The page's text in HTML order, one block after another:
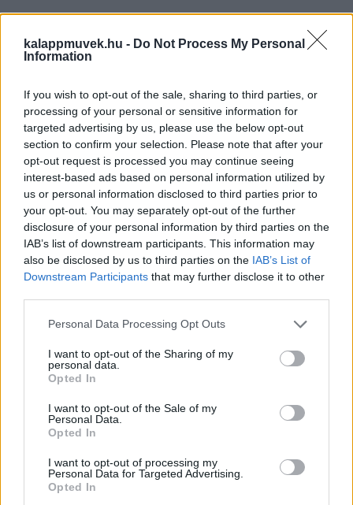
kalappmuvek.hu - Do Not Process My Personal
Information
If you wish to opt-out of the sale, sharing to third parties, or
processing of your personal or sensitive information for
targeted advertising by us, please use the below opt-out
section to confirm your selection. Please note that after your
opt-out request is processed you may continue seeing
interest-based ads based on personal information utilized by
us or personal information disclosed to third parties prior to
your opt-out. You may separately opt-out of the further
disclosure of your personal information by third parties on the
IAB’s list of downstream participants. This information may
also be disclosed by us to third parties on the IAB’s List of
Downstream Participants that may further disclose it to other
Personal Data Processing Opt Outs
I want to opt-out of the Sharing of my
personal data.
Opted In
I want to opt-out of the Sale of my
Personal Data.
Opted In
I want to opt-out of processing my
Personal Data for Targeted Advertising.
Opted In